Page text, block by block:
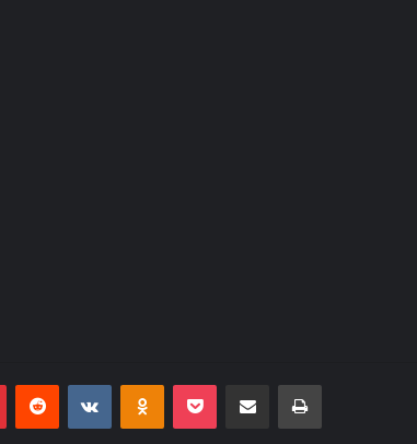
PinterestReddit VKontakteOdnoklassniki
Pocket E-Posta ile paylaş Yazdır